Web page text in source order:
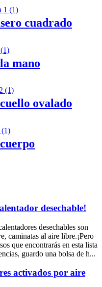
cuadrado
mano
ovalado
desechable!
desechables son
caminatas al aire libre.¡Pero
que encontrarás en esta lista
guardo una bolsa de h...
activados por aire